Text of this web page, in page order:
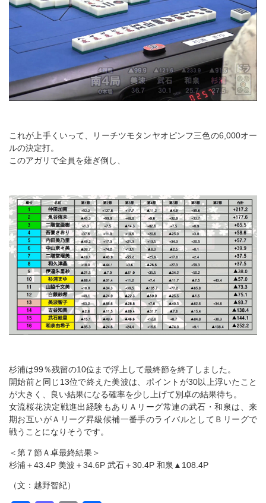
これが上手くいって、リーチツモタンヤオピンフ三色の6,000オー
ルの決定打。
このアガリで全員を薙ぎ倒し、
杉浦は99％残留の10位まで浮上して最終節を終了しました。
開始前と同じ13位で終えた美波は、ポイントが30以上浮いたこと
が大きく、良い結果になる確率を少し上げて別卓の結果待ち。
女流桜花決定戦進出経験もありＡリーグ常連の武石・和泉は、来
期お互いがＡリーグ昇級候補一番手のライバルとしてＢリーグで
戦うことになりそうです。
＜第７節Ａ卓最終結果＞
杉浦＋43.4P 美波＋34.6P 武石＋30.4P 和泉▲108.4P
（文：越野智紀）